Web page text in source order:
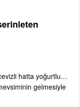
hatta yoğurtlu…
gelmesiyle